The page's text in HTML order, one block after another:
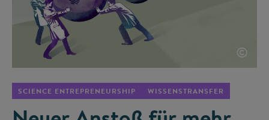
©
SCIENCE ENTREPRENEURSHIP WISSENSTRANSFER